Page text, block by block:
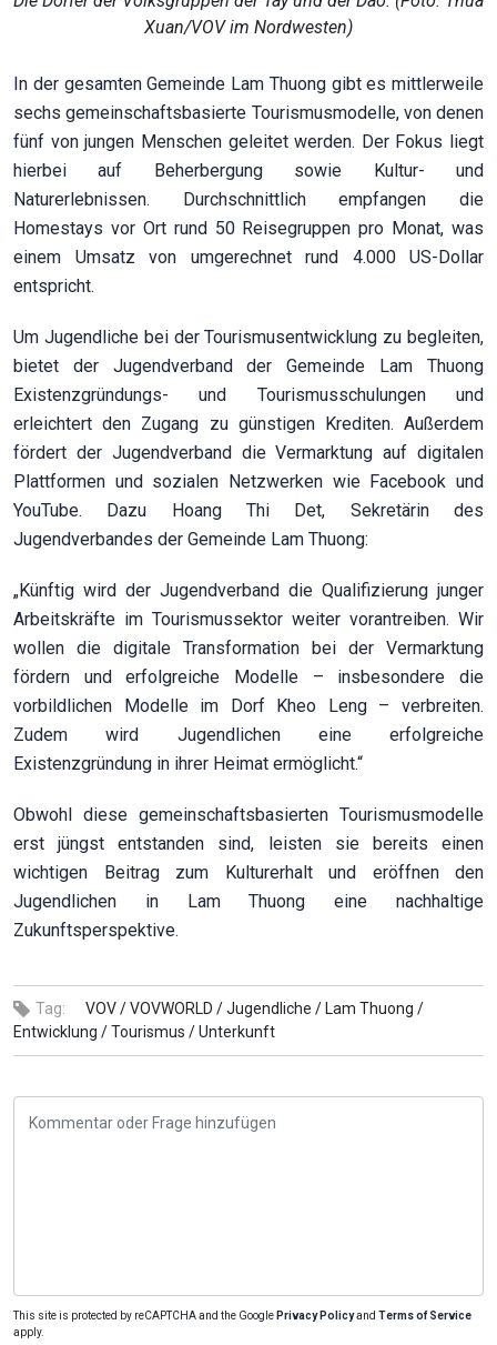
Xuan/VOV im Nordwesten)
In der gesamten Gemeinde Lam Thuong gibt es mittlerweile
sechs gemeinschaftsbasierte Tourismusmodelle, von denen
fünf von jungen Menschen geleitet werden. Der Fokus liegt
hierbei auf Beherbergung sowie Kultur- und
Naturerlebnissen. Durchschnittlich empfangen die
Homestays vor Ort rund 50 Reisegruppen pro Monat, was
einem Umsatz von umgerechnet rund 4.000 US-Dollar
entspricht.
Um Jugendliche bei der Tourismusentwicklung zu begleiten,
bietet der Jugendverband der Gemeinde Lam Thuong
Existenzgründungs- und Tourismusschulungen und
erleichtert den Zugang zu günstigen Krediten. Außerdem
fördert der Jugendverband die Vermarktung auf digitalen
Plattformen und sozialen Netzwerken wie Facebook und
YouTube. Dazu Hoang Thi Det, Sekretärin des
Jugendverbandes der Gemeinde Lam Thuong:
„Künftig wird der Jugendverband die Qualifizierung junger
Arbeitskräfte im Tourismussektor weiter vorantreiben. Wir
wollen die digitale Transformation bei der Vermarktung
fördern und erfolgreiche Modelle – insbesondere die
vorbildlichen Modelle im Dorf Kheo Leng – verbreiten.
Zudem wird Jugendlichen eine erfolgreiche
Existenzgründung in ihrer Heimat ermöglicht.“
Obwohl diese gemeinschaftsbasierten Tourismusmodelle
erst jüngst entstanden sind, leisten sie bereits einen
wichtigen Beitrag zum Kulturerhalt und eröffnen den
Jugendlichen in Lam Thuong eine nachhaltige
Zukunftsperspektive.
Tag: VOV /VOVWORLD /Jugendliche / Lam Thuong /
Entwicklung /Tourismus /Unterkunft
This site is protected by reCAPTCHA and the Google Privacy Policyand Terms of Service
apply.